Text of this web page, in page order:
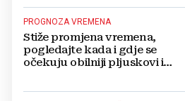
PROGNOZA VREMENA
Stiže promjena vremena,
pogledajte kada i gdje se
očekuju obilniji pljuskovi i